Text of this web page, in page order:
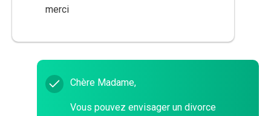
merci
Chère Madame,
Vous pouvez envisager un divorce